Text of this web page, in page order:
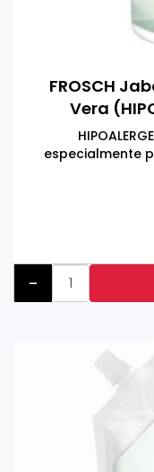
FROSCH
Vera
especialmente
Respetuoso
activos
-